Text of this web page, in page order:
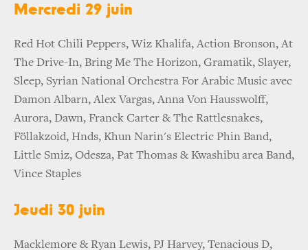
Mercredi 29 juin
Red Hot Chili Peppers, Wiz Khalifa, Action Bronson, At
The Drive-In, Bring Me The Horizon, Gramatik, Slayer,
Sleep, Syrian National Orchestra For Arabic Music avec
Damon Albarn, Alex Vargas, Anna Von Hausswolff,
Aurora, Dawn, Franck Carter & The Rattlesnakes,
Föllakzoid, Hnds, Khun Narin's Electric Phin Band,
Little Smiz, Odesza, Pat Thomas & Kwashibu area Band,
Vince Staples
Jeudi 30 juin
Macklemore & Ryan Lewis, PJ Harvey, Tenacious D,